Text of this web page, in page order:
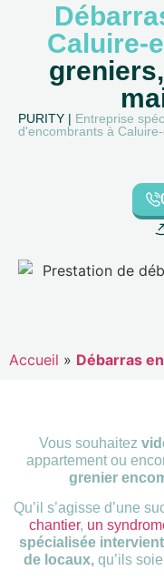
Caluire-
PURITY | Entreprise
d'encombrants à
Accueil » Débarras
Vous souhaitez
appartement ou
grenier
Qu’il s’agisse d’une
chantier, un
spécialisée
de locaux, qu’ils